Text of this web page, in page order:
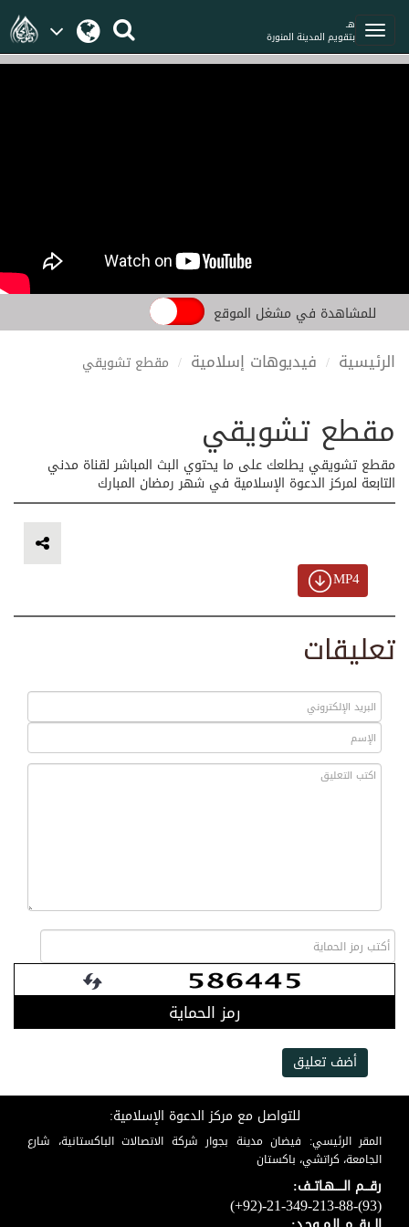
هـ
بتقويم المدينة المنورة
للمشاهدة في مشغل الموقع
الرئيسية فيديوهات إسلامية مقطع تشويقي
مقطع تشويقي
مقطع تشويقي يطلعك على ما يحتوي البث المباشر لقناة مدني
التابعة لمركز الدعوة الإسلامية في شهر رمضان المبارك
MP4
تعليقات
رمز الحماية
أضف تعليق
للتواصل مع مركز الدعوة الإسلامية:
المقر الرئيسي: فيضان مدينة بجوار شركة الاتصالات الباكستانية، شارع
الجامعة، كراتشي، باكستان
رقـــم الـــــهـاتــف:
(+92)-21-349-213-88-(93)